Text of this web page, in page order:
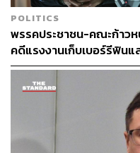
พรรคเพื่อไทย
สมา
การเมืองไทย
การอภิปรายไม่ไว้วา
POLITICS
พรรคประชาชน-คณะก้าว
คดีแรงงานเก็บเบอร์รีฟิน